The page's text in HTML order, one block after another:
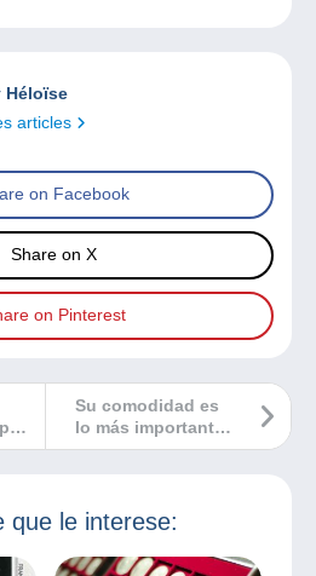
Héloïse
articles
on Facebook
Share on X
on Pinterest
Su comodidad es
lo más importante:
¡una navegación
que le interese: